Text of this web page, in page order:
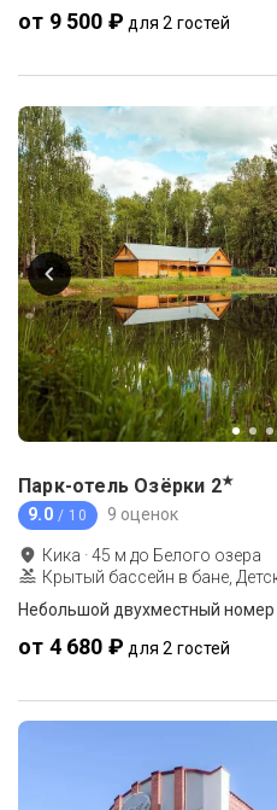
от 9 500 ₽ для 2 гостей
Парк-отель Озёрки 2★
9.0 / 10 9 оценок
Кика ·45 м до Белого озера
Крытый бассейн в бане,
Небольшой двухместный
от 4 680 ₽ для 2 гостей